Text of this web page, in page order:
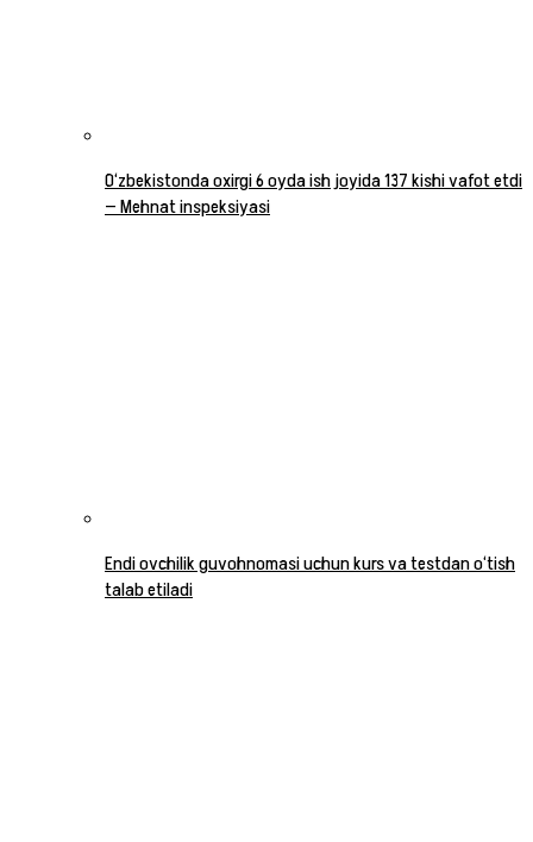
O‘zbekistonda oxirgi 6 oyda ish joyida 137 kishi vafot etdi
— Mehnat inspeksiyasi
Endi ovchilik guvohnomasi uchun kurs va testdan o‘tish
talab etiladi